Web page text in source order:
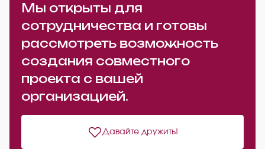
Мы открыты для
сотрудничества и готовы
рассмотреть возможность
создания совместного
проекта с вашей
организацией.
Давайте дружить!